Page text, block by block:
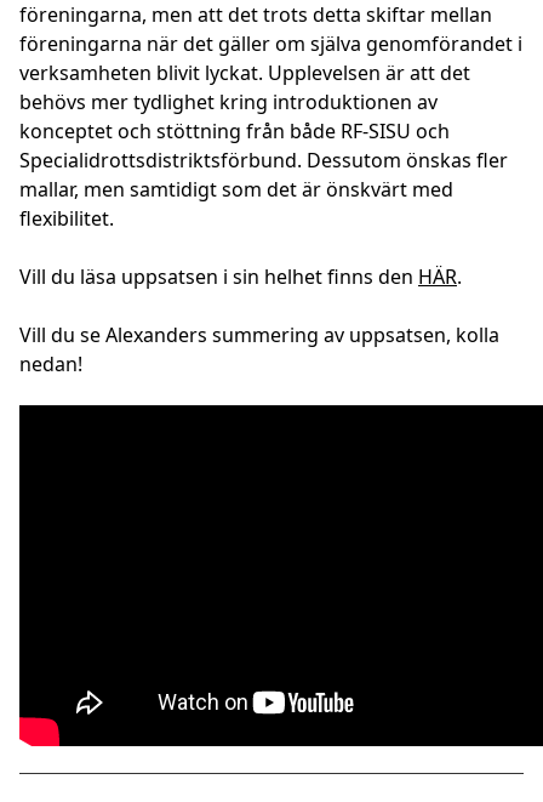
föreningarna, men att det trots detta skiftar mellan
föreningarna när det gäller om själva genomförandet i
verksamheten blivit lyckat. Upplevelsen är att det
behövs mer tydlighet kring introduktionen av
konceptet och stöttning från både RF-SISU och
Specialidrottsdistriktsförbund. Dessutom önskas fler
mallar, men samtidigt som det är önskvärt med
flexibilitet.
Vill du läsa uppsatsen i sin helhet finns den HÄR.
Vill du se Alexanders summering av uppsatsen, kolla
nedan!